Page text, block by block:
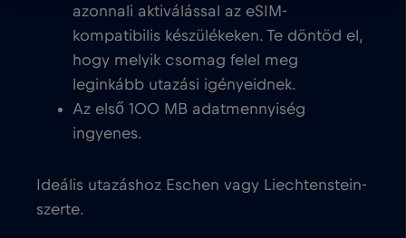
azonnali aktiválással az eSIM-
kompatibilis készülékeken. Te döntöd el,
hogy melyik csomag felel meg
leginkább utazási igényeidnek.
Az első 100 MB adatmennyiség
ingyenes.
Ideális utazáshoz Eschen vagy Liechtenstein-
szerte.